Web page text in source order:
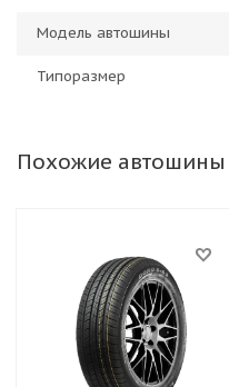
Модель автошины
Типоразмер
Похожие автошины